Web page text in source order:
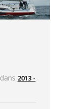
dans 2013 -